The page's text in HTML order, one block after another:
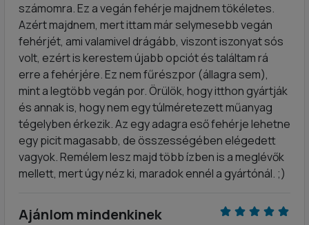
számomra. Ez a vegán fehérje majdnem tökéletes.
Azért majdnem, mert ittam már selymesebb vegán
fehérjét, ami valamivel drágább, viszont iszonyat sós
volt, ezért is kerestem újabb opciót és találtam rá
erre a fehérjére. Ez nem fűrészpor (állagra sem),
mint a legtöbb vegán por. Örülök, hogy itthon gyártják
és annak is, hogy nem egy túlméretezett műanyag
tégelyben érkezik. Az egy adagra eső fehérje lehetne
egy picit magasabb, de összességében elégedett
vagyok. Remélem lesz majd több ízben is a meglévők
mellett, mert úgy néz ki, maradok ennél a gyártónál. ;)
Ajánlom mindenkinek